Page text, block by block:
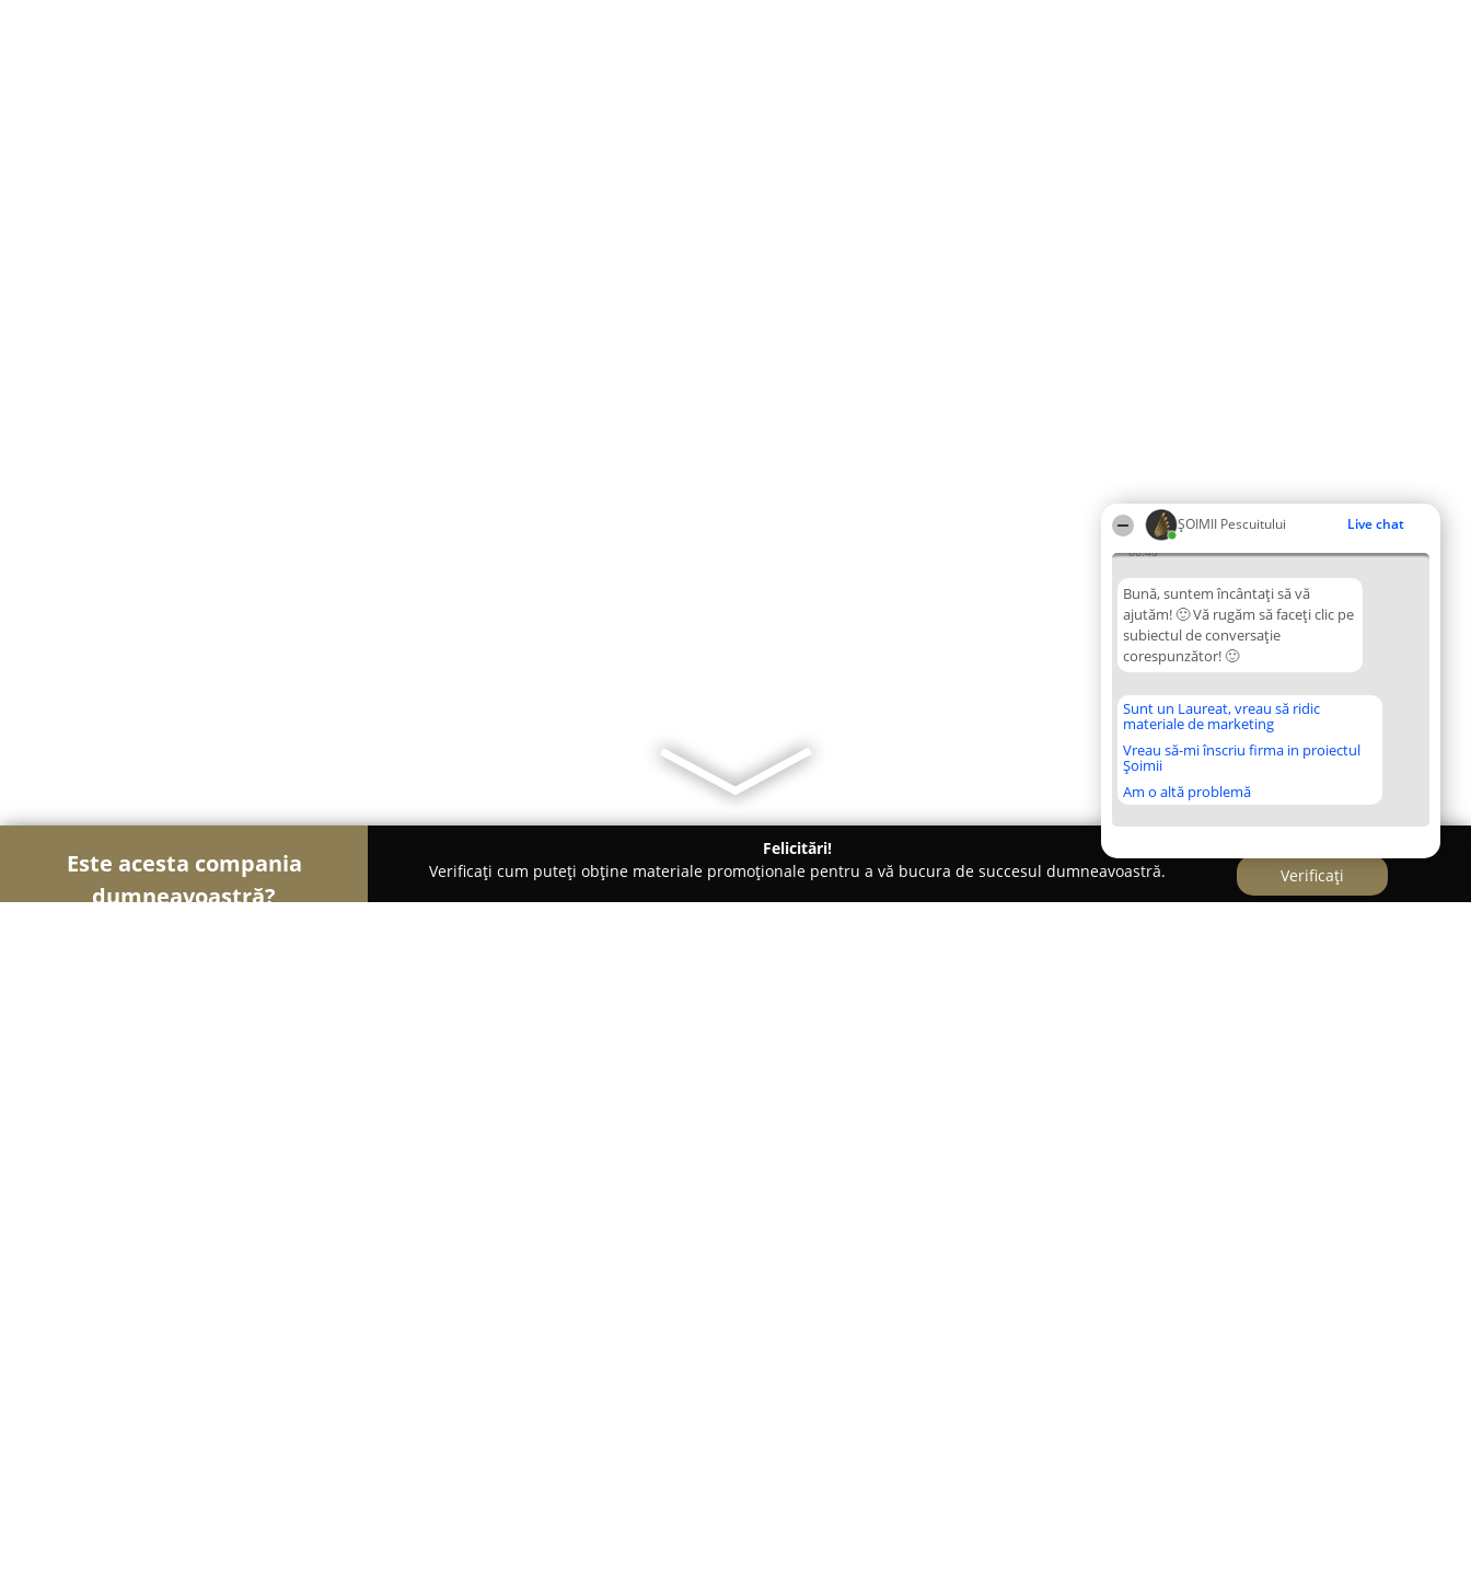
ȘOIMII Pescuitului Live chat
06:48
Bună, suntem încântați să vă
ajutăm! 🙂 Vă rugăm să faceți clic pe
subiectul de conversație
corespunzător! 🙂
Sunt un Laureat, vreau să ridic
materiale de marketing
Vreau să-mi înscriu firma in proiectul
Șoimii
Am o altă problemă
Este acesta compania
dumneavoastră?
Felicitări!
Verificați cum puteți obține materiale promoționale pentru a vă bucura de succesul dumneavoastră.
Verificați